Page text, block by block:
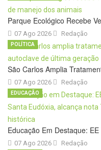
Parque Ecológico Recebe
07 Ago 2026 Redação
São Carlos Amplia
07 Ago 2026
POLÍTICA
Redação
Educação Em Destaque:
07 Ago 2026
EDUCAÇÃO
Redação